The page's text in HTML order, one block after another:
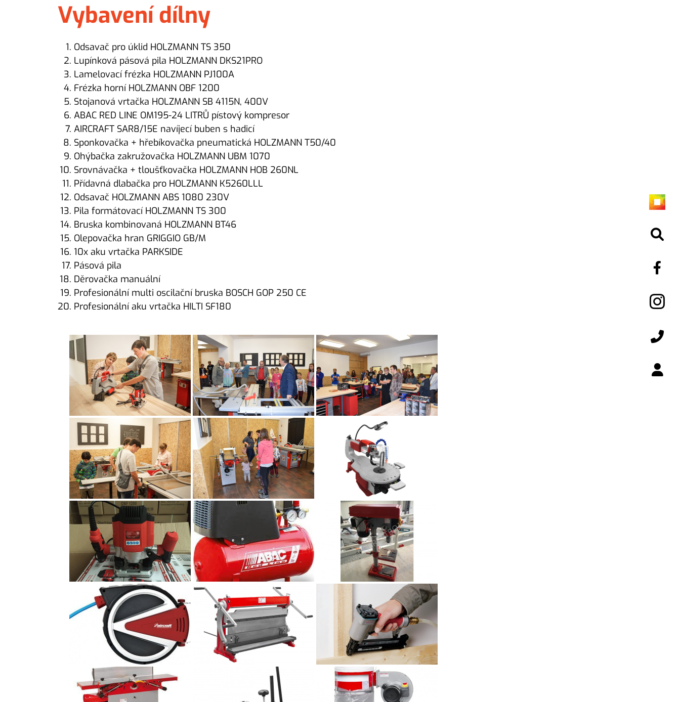
Vybavení dílny
Odsavač pro úklid HOLZMANN TS 350
Lupínková pásová pila HOLZMANN DKS21PRO
Lamelovací frézka HOLZMANN PJ100A
Frézka horní HOLZMANN OBF 1200
Stojanová vrtačka HOLZMANN SB 4115N, 400V
ABAC RED LINE OM195-24 LITRŮ pístový kompresor
AIRCRAFT SAR8/15E navíjecí buben s hadicí
Sponkovačka + hřebíkovačka pneumatická HOLZMANN T50/40
Ohýbačka zakružovačka HOLZMANN UBM 1070
Srovnávačka + tloušťkovačka HOLZMANN HOB 260NL
Přídavná dlabačka pro HOLZMANN K5260LLL
Odsavač HOLZMANN ABS 1080 230V
Pila formátovací HOLZMANN TS 300
Bruska kombinovaná HOLZMANN BT46
Olepovačka hran GRIGGIO GB/M
10x aku vrtačka PARKSIDE
Pásová pila
Děrovačka manuální
Profesionální multi oscilační bruska BOSCH GOP 250 CE
Profesionální aku vrtačka HILTI SF180